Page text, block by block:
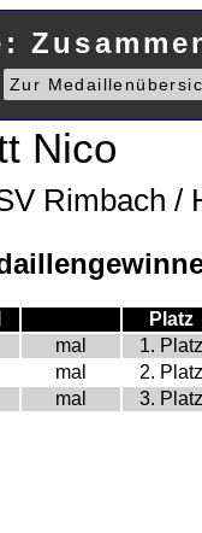
Zur
Nico
Rimbach /
Platz
mal
1.
mal
2.
mal 3.